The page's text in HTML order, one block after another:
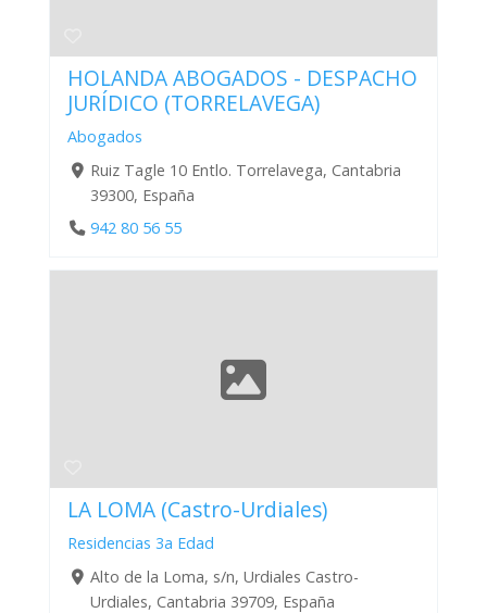
HOLANDA ABOGADOS - DESPACHO
JURÍDICO (TORRELAVEGA)
Abogados
Ruiz Tagle 10 Entlo. Torrelavega, Cantabria
39300, España
942 80 56 55
LA LOMA (Castro-Urdiales)
Residencias 3a Edad
Alto de la Loma, s/n, Urdiales Castro-
Urdiales, Cantabria 39709, España